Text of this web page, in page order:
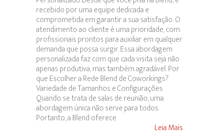
recebido por uma equipe dedicada e
comprometida em garantir a sua satisfação. O
atendimento ao cliente é uma prioridade, com
profissionais prontos para auxiliar em qualquer
demanda que possa surgir. Essa abordagem
personalizada faz com que cada visita seja não
apenas produtiva, mas também agradável. Por
que Escolher a Rede Blend de Coworkings?
Variedade de Tamanhos e Configurações
Quando se trata de salas de reunião, uma
abordagem única não serve para todos.
Portanto, a Blend oferece
Leia Mais